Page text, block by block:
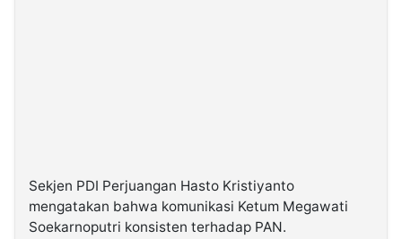
Sekjen PDI Perjuangan Hasto Kristiyanto
mengatakan bahwa komunikasi Ketum Megawati
Soekarnoputri konsisten terhadap PAN.